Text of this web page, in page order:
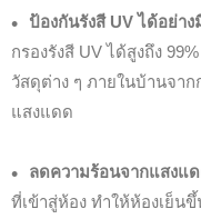
ป้องกันรังสี UV ได้อย่า
กรองรังสี UV ได้สูงถึง
วัสดุต่าง ๆ ภายในบ้านจา
แสงแดด
ลดความร้อนจากแสงแ
ที่เข้าสู่ห้อง ทำให้ห้องเย็น